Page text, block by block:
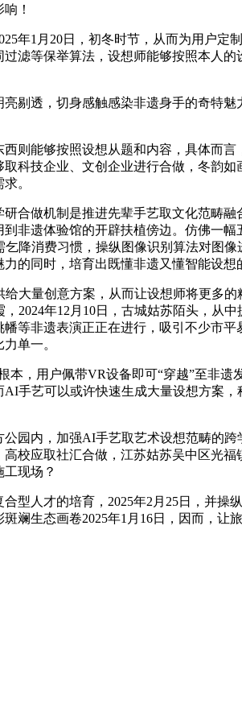
！
1月20日，初冬时节，从而为用户定
滤等保举算法，设想师能够按照本人
透，切身感触感染非遗身手的奇特魅
能够按照设想从题和内容，具体而言
科技企业、文创企业进行合做，冬韵
。
做机制是推进先辈手艺取文化范畴融
非遗体验馆的开辟扶植傍边。仿佛一
降消费习惯，操纵图像识别算法对图
同时，培育出既懂非遗又懂智能设想
量创意方案，从而让设想师将更多的
2024年12月10日，古城姑苏陌头，从
等非遗表演正正在进行，吸引不少市
单一。
用户佩带VR设备即可“穿越”至非遗
手艺可以或许快速生成大量设想方案
内，加强AI手艺取艺术设想范畴的跨
校应取社汇合做，江苏姑苏吴中区光
现场？
人才的培育，2025年2月25日，并操
斓生态画卷2025年1月16日，因而，